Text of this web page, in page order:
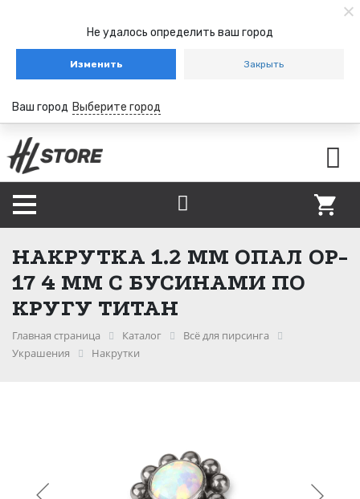
Не удалось определить ваш город
Изменить Закрыть
Ваш город Выберите город
НАКРУТКА 1.2 ММ ОПАЛ OP-
17 4 ММ С БУСИНАМИ ПО
КРУГУ ТИТАН
Главная страница Каталог
Всё для пирсинга
Украшения
Накрутки